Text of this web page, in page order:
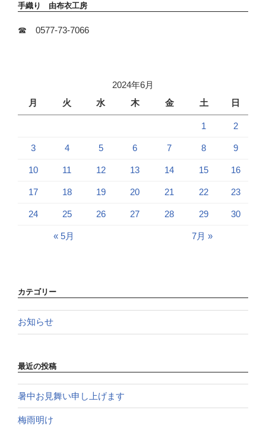
の
手織り 由布衣工房
☎ 0577-73-7066
2024年6月
月
火 水 木 金 土 日
1 2
3 4 5 6 7 8 9
10 11 12 13 14 15 16
17 18 19 20 21 22 23
24 25 26 27 28 29 30
« 5月 7月 »
カテゴリー
お知らせ
最近の投稿
暑中お見舞い申し上げます
梅雨明け